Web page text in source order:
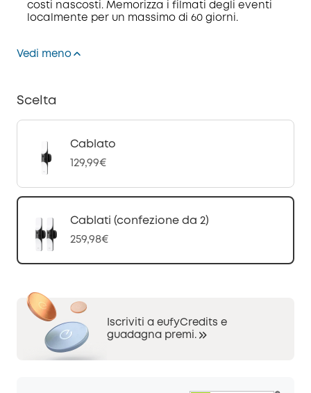
costi nascosti. Memorizza
i filmati degli eventi
localmente per un massimo di 60 giorni.
Vedi meno
Scelta
Cablato
129,99€
Cablati (confezione da 2)
259,98€
Iscriviti a eufyCredits e
guadagna premi.